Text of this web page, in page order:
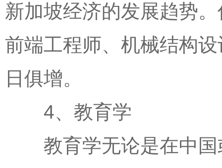
新加坡经济的发展趋势
前端工程师、机械结构
日俱增。
4、教育学
教育学无论是在中国